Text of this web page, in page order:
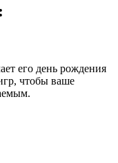
его день рождения
чтобы ваше